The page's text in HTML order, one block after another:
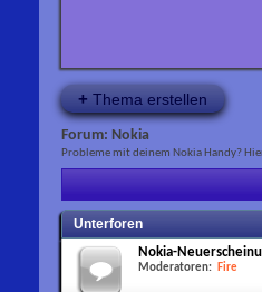
+ Thema erstellen
Forum: Nokia
Probleme mit deinem Nokia Handy?
Unterforen
Nokia-
Moderatoren: Fire